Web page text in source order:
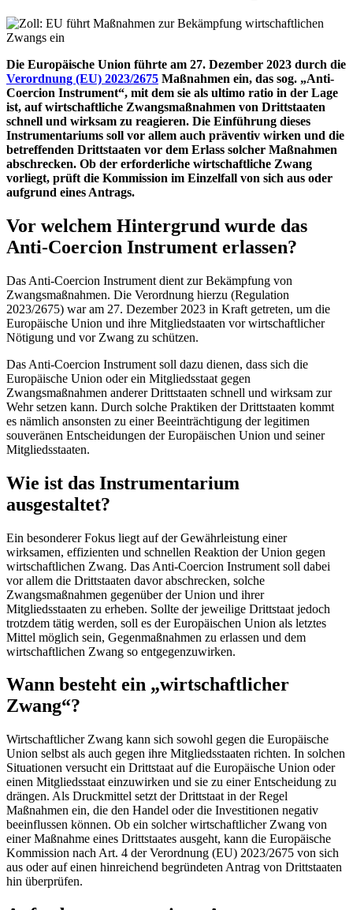
Die Europäische Union führte am 27. Dezember 2023 durch die
Verordnung (EU) 2023/2675 Maßnahmen ein, das sog. „Anti-
Coercion Instrument“, mit dem sie als ultimo ratio in der Lage
ist, auf wirtschaftliche Zwangsmaßnahmen von Drittstaaten
schnell und wirksam zu reagieren. Die Einführung dieses
Instrumentariums soll vor allem auch präventiv wirken und die
betreffenden Drittstaaten vor dem Erlass solcher Maßnahmen
abschrecken. Ob der erforderliche wirtschaftliche Zwang
vorliegt, prüft die Kommission im Einzelfall von sich aus oder
aufgrund eines Antrags.
Vor welchem Hintergrund wurde das
Anti-Coercion Instrument erlassen?
Das Anti-Coercion Instrument dient zur Bekämpfung von
Zwangsmaßnahmen. Die Verordnung hierzu (Regulation
2023/2675) war am 27. Dezember 2023 in Kraft getreten, um die
Europäische Union und ihre Mitgliedstaaten vor wirtschaftlicher
Nötigung und vor Zwang zu schützen.
Das Anti-Coercion Instrument soll dazu dienen, dass sich die
Europäische Union oder ein Mitgliedsstaat gegen
Zwangsmaßnahmen anderer Drittstaaten schnell und wirksam zur
Wehr setzen kann. Durch solche Praktiken der Drittstaaten kommt
es nämlich ansonsten zu einer Beeinträchtigung der legitimen
souveränen Entscheidungen der Europäischen Union und seiner
Mitgliedsstaaten.
Wie ist das Instrumentarium
ausgestaltet?
Ein besonderer Fokus liegt auf der Gewährleistung einer
wirksamen, effizienten und schnellen Reaktion der Union gegen
wirtschaftlichen Zwang. Das Anti-Coercion Instrument soll dabei
vor allem die Drittstaaten davor abschrecken, solche
Zwangsmaßnahmen gegenüber der Union und ihrer
Mitgliedsstaaten zu erheben. Sollte der jeweilige Drittstaat jedoch
trotzdem tätig werden, soll es der Europäischen Union als letztes
Mittel möglich sein, Gegenmaßnahmen zu erlassen und dem
wirtschaftlichen Zwang so entgegenzuwirken.
Wann besteht ein „wirtschaftlicher
Zwang“?
Wirtschaftlicher Zwang kann sich sowohl gegen die Europäische
Union selbst als auch gegen ihre Mitgliedsstaaten richten. In solchen
Situationen versucht ein Drittstaat auf die Europäische Union oder
einen Mitgliedsstaat einzuwirken und sie zu einer Entscheidung zu
drängen. Als Druckmittel setzt der Drittstaat in der Regel
Maßnahmen ein, die den Handel oder die Investitionen negativ
beeinflussen können. Ob ein solcher wirtschaftlicher Zwang von
einer Maßnahme eines Drittstaates ausgeht, kann die Europäische
Kommission nach Art. 4 der Verordnung (EU) 2023/2675 von sich
aus oder auf einen hinreichend begründeten Antrag von Drittstaaten
hin überprüfen.